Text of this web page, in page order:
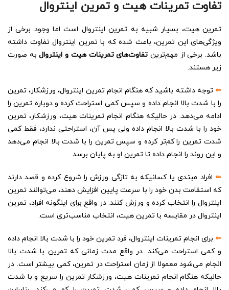
تفاوت تمرینات هیت و تمرین اینتروال
تمرین هیت، بسیار شبیه به تمرین اینتروال است اما وجود برخی از
ویژگی‌های این تمرین، باعث شده که با تمرین اینتروال تفاوت داشته
باشد. برخی از مهم‌ترین تفاوت‌های تمرینات هیت و اینتروالبه صورت
زیر هستند.
⇐توجه داشته باشید که هنگام انجام تمرین اینتروال، ورزشکار، تمرین
را با شدت بالا انجام داده و سپس کمی استراحت کرده و دوباره تمرین را
ادامه می‌دهد. در حالیکه هنگام انجام تمرینات هیت، ورزشکار، تمرین
خود را با شدت بالا انجام داده ولی پس آن، استراحتی ندارد، فقط کمی
شدت تمرین را کم‌تر کرده و سپس تمرین را با شدت بالا انجام می‌دهد
و این روند را انجام داده تا تمرین او به پایان برسد.
⇐ افراد مبتدی یا کسانیکه به تازگی ورزش را شروع کرده و قصد دارند
که استقامت بدن خود را با سرعت پایین افزایش دهند، می‌توانند تمرین
اینتروال را انتخاب کرده و ورزش کنند. در واقع برای اینگونه افراد، تمرین
اینتروال در مقایسه با تمرین هیت، انتخاب مناسب‌تری است.
⇐ برای انجام تمرینات اینتروال، فرد تمرین خود را با شدت بالا انجام داده
و کمی استراحت می‌کند. در واقع مدت زمانی که تمرین با شدت بالا
انجام می‌شود معمولا از زمان استراحت در تمرین، کمی بیشتر است. در
حالیکه هنگام انجام تمرینات هیت، ورزشکار تمرین را سریع و با شدت